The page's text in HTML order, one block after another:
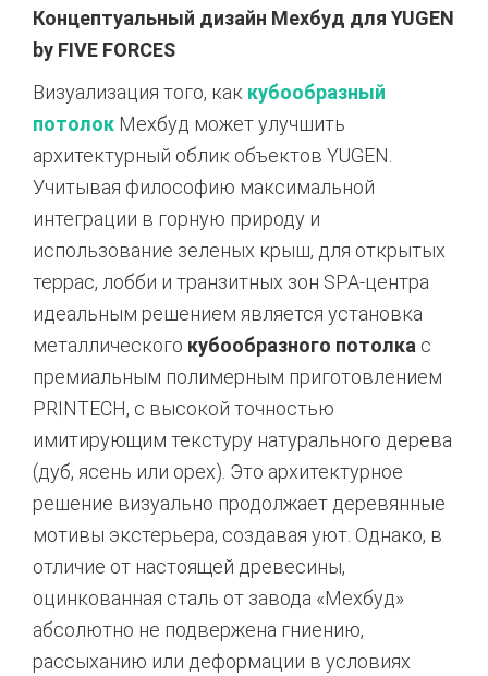
Концептуальный дизайн Мехбуд для YUGEN
by FIVE FORCES
Визуализация того, как кубообразный
потолок Мехбуд может улучшить
архитектурный облик объектов YUGEN.
Учитывая философию максимальной
интеграции в горную природу и
использование зеленых крыш, для открытых
террас, лобби и транзитных зон SPA-центра
идеальным решением является установка
металлического кубообразного потолка с
премиальным полимерным приготовлением
PRINTECH, с высокой точностью
имитирующим текстуру натурального дерева
(дуб, ясень или орех). Это архитектурное
решение визуально продолжает деревянные
мотивы экстерьера, создавая уют. Однако, в
отличие от настоящей древесины,
оцинкованная сталь от завода «Мехбуд»
абсолютно не подвержена гниению,
рассыханию или деформации в условиях